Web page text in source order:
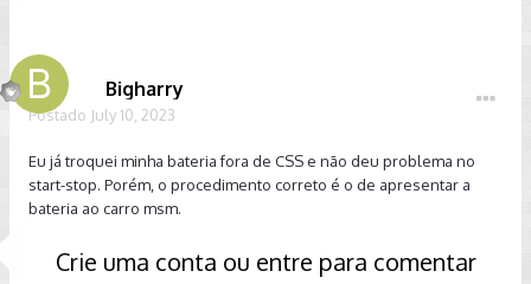
Bigharry
Postado July 10, 2023
Eu já troquei minha bateria fora de CSS e não deu problema no
start-stop. Porém, o procedimento correto é o de apresentar a
bateria ao carro msm.
Crie uma conta ou entre para comentar